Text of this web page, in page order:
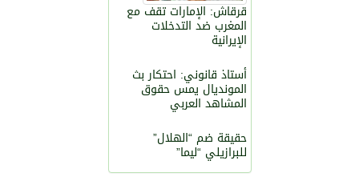
قرقاش: الإمارات تقف مع
المغرب ضد التدخلات
الإيرانية
أستاذ قانوني: احتكار بث
المونديال يمس حقوق
المشاهد العربي
حقيقة ضم “الهلال”
للبرازيلي “ليما”